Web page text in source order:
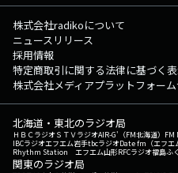
株式会社radikoについて
ニュースリリース
採用情報
特定商取引に関する法律に基づく
株式会社メディアプラットフォー
北海道・東北のラジオ局
ＨＢＣラジオＳＴＶラジオAIR-G'（FM北海道） FM
IBCラジオエフエム岩手tbcラジオDate fm（エフエ
Rhythm Station エフエム山形RFCラジオ福島ふ
関東のラジオ局